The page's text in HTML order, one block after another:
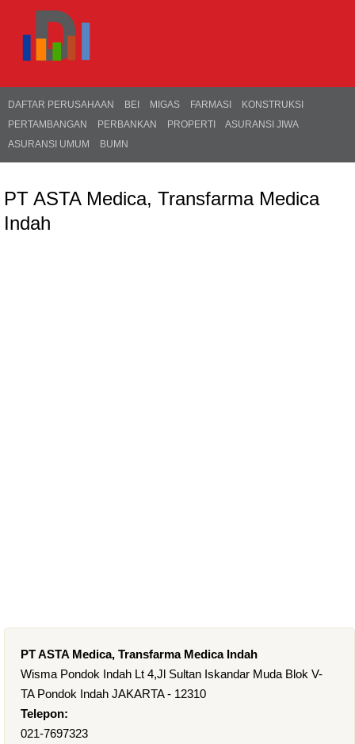
DAFTAR PERUSAHAAN BEI MIGAS FARMASI
KONSTRUKSI
PERTAMBANGAN
PERBANKAN PROPERTI
ASURANSI JIWA
ASURANSI UMUM
BUMN
PT ASTA Medica, Transfarma Medica
Indah
PT ASTA Medica, Transfarma Medica Indah
Wisma Pondok Indah Lt 4,Jl Sultan Iskandar Muda Blok V-
TA Pondok Indah JAKARTA - 12310
Telepon:
021-7697323